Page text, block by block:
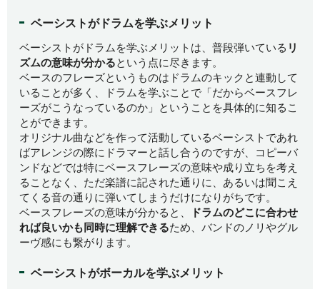
ベーシストがドラムを学ぶメリット
ベーシストがドラムを学ぶメリットは、普段弾いている リ
ズムの意味が分かるという点に尽きます。
ベースのフレーズというものはドラムのキックと連動して
いることが多く、ドラムを学ぶことで「だからベースフレ
ーズがこうなっているのか」ということを具体的に知るこ
とができます。
オリジナル曲などを作って活動しているベーシストであれ
ばアレンジの際にドラマーと話し合うのですが、コピーバ
ンドなどでは特にベースフレーズの意味や成り立ちを考え
ることなく、ただ楽譜に記された通りに、あるいは聞こえ
てくる音の通りに弾いてしまうだけになりがちです。
ベースフレーズの意味が分かると、
ドラムのどこに合わせ
れば良いかも同時に理解できるため、バンドのノリやグル
ーヴ感にも繋がります。
ベーシストがボーカルを学ぶメリット